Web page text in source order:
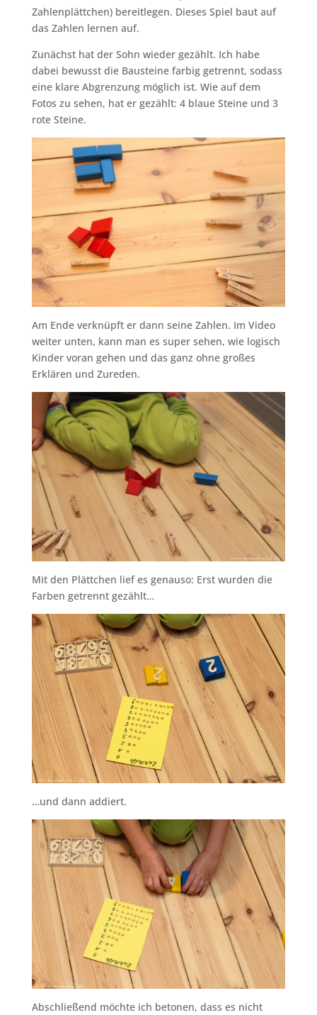
Zahlenplättchen) bereitlegen. Dieses Spiel baut auf
das Zahlen lernen auf.
Zunächst hat der Sohn wieder gezählt. Ich habe
dabei bewusst die Bausteine farbig getrennt, sodass
eine klare Abgrenzung möglich ist. Wie auf dem
Fotos zu sehen, hat er gezählt: 4 blaue Steine und 3
rote Steine.
Am Ende verknüpft er dann seine Zahlen. Im Video
weiter unten, kann man es super sehen, wie logisch
Kinder voran gehen und das ganz ohne großes
Erklären und Zureden.
Mit den Plättchen lief es genauso: Erst wurden die
Farben getrennt gezählt…
…und dann addiert.
Abschließend möchte ich betonen, dass es nicht